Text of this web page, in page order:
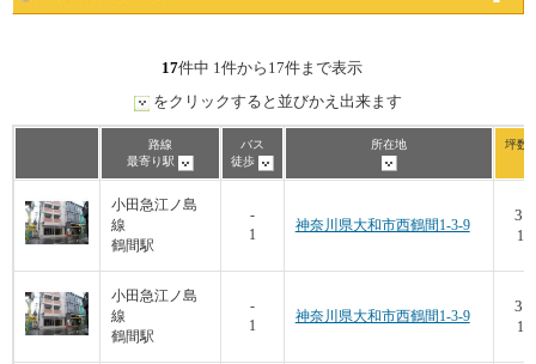
17件中 1件から17件まで表示
をクリックすると並びかえ出来ます
路線
最寄り駅
バス
徒歩
所在地 坪数/
小田急江ノ島
線
鶴間駅
-
1
神奈川県大和市西鶴間1-3-9
小田急江ノ島
線
鶴間駅
-
1
神奈川県大和市西鶴間1-3-9